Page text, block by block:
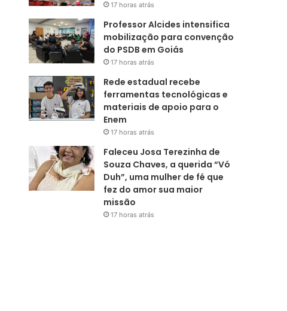
17 horas atrás
Professor Alcides intensifica
mobilização para convenção
do PSDB em Goiás
17 horas atrás
Rede estadual recebe
ferramentas tecnológicas e
materiais de apoio para o
Enem
17 horas atrás
Faleceu Josa Terezinha de
Souza Chaves, a querida “Vó
Duh”, uma mulher de fé que
fez do amor sua maior
missão
17 horas atrás